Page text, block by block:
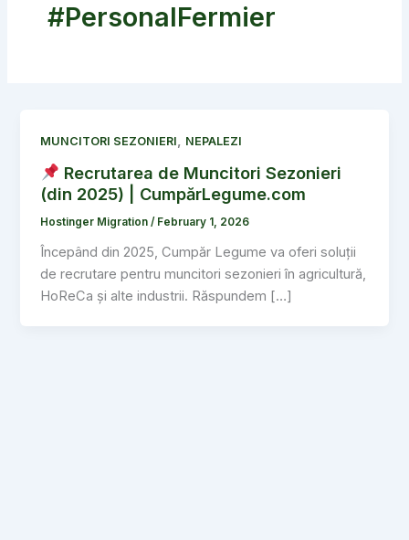
#PersonalFermier
MUNCITORI SEZONIERI, NEPALEZI
Recrutarea de Muncitori Sezonieri
(din 2025) | CumpărLegume.com
Hostinger Migration/ February 1, 2026
Începând din 2025, Cumpăr Legume va oferi soluții
de recrutare pentru muncitori sezonieri în agricultură,
HoReCa și alte industrii. Răspundem […]